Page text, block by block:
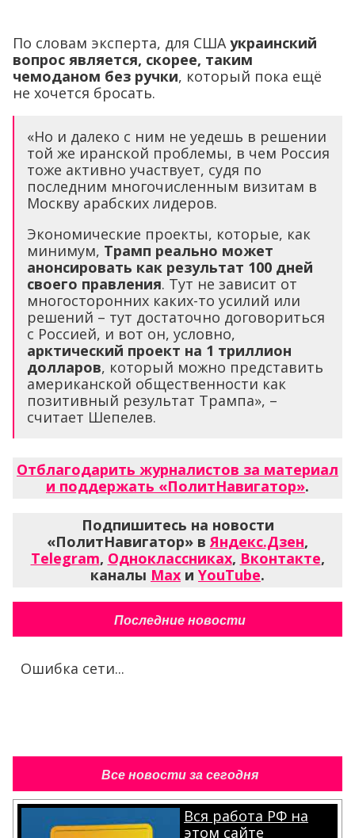
По словам эксперта, для СШАукраинский
вопрос является, скорее, таким
чемоданом без ручки, который пока ещё
не хочется бросать.
«Но и далеко с ним не уедешь в решении
той же иранской проблемы, в чем Россия
тоже активно участвует, судя по
последним многочисленным визитам в
Москву арабских лидеров.
Экономические проекты, которые, как
минимум, Трамп реально может
анонсировать как результат 100 дней
своего правления. Тут не зависит от
многосторонних каких-то усилий или
решений – тут достаточно договориться
с Россией, и вот он, условно,
арктический проект на 1 триллион
долларов, который можно представить
американской общественности как
позитивный результат Трампа», –
считает Шепелев.
Отблагодарить журналистов за материал
и поддержать «ПолитНавигатор».
Подпишитесь на новости
«ПолитНавигатор» вЯндекс.Дзен,
Telegram, Одноклассниках, Вконтакте,
каналы Max и YouTube.
Последние новости
Ошибка сети...
Все новости за сегодня
Вся работа РФ на
этом сайте